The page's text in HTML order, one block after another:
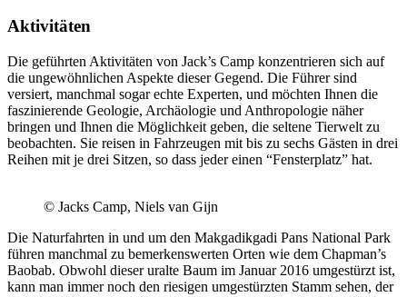
Aktivitäten
Die geführten Aktivitäten von Jack’s Camp konzentrieren sich auf
die ungewöhnlichen Aspekte dieser Gegend. Die Führer sind
versiert, manchmal sogar echte Experten, und möchten Ihnen die
faszinierende Geologie, Archäologie und Anthropologie näher
bringen und Ihnen die Möglichkeit geben, die seltene Tierwelt zu
beobachten. Sie reisen in Fahrzeugen mit bis zu sechs Gästen in drei
Reihen mit je drei Sitzen, so dass jeder einen “Fensterplatz” hat.
© Jacks Camp, Niels van Gijn
Die Naturfahrten in und um den Makgadikgadi Pans National Park
führen manchmal zu bemerkenswerten Orten wie dem Chapman’s
Baobab. Obwohl dieser uralte Baum im Januar 2016 umgestürzt ist,
kann man immer noch den riesigen umgestürzten Stamm sehen, der